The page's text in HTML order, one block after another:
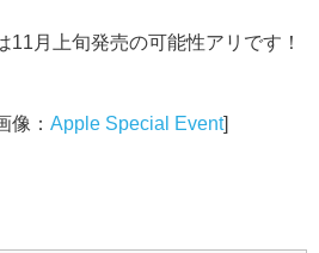
11月上旬発売の可能性アリです！
像： Apple Special Event]